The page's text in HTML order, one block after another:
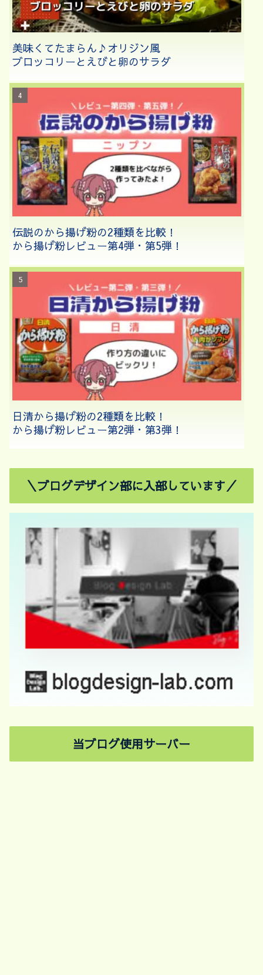
美味くてたまらん♪オリジン風
ブロッコリーとえびと卵のサラダ
伝説のから揚げ粉の2種類を比較！
から揚げ粉レビュー第4弾・第5弾！
日清から揚げ粉の2種類を比較！
から揚げ粉レビュー第2弾・第3弾！
＼ブログデザイン部に入部しています／
当ブログ使用サーバー